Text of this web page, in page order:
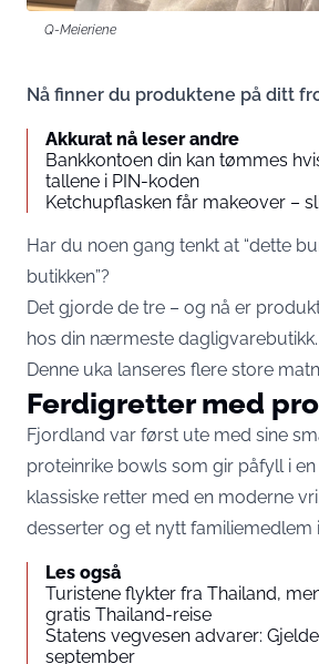
Q-Meieriene
Nå finner du produktene på ditt
Akkurat nå leser andre
Bankkontoen din kan tømmes
tallene i PIN-koden
Ketchupflasken får makeover –
Har du noen gang tenkt at “dette
butikken”?
Det gjorde de tre – og nå er
hos din nærmeste dagligvarebutikk.
Denne uka lanseres flere store
Ferdigretter med
Fjordland var først ute med sine
proteinrike bowls som gir påfyll i
klassiske retter med en moderne
desserter og et nytt familiemedlem
Les også
Turistene flykter fra Thailand,
gratis Thailand-reise
Statens vegvesen advarer:
september